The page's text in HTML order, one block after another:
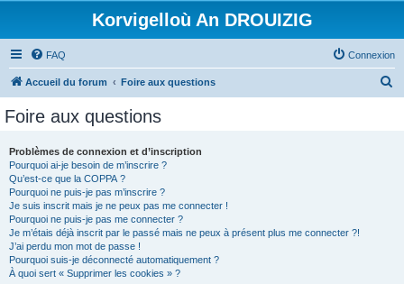
Korvigelloù An DROUIZIG
FAQ Connexion
Accueil du forum Foire aux questions
Foire aux questions
Problèmes de connexion et d’inscription
Pourquoi ai-je besoin de m’inscrire ?
Qu’est-ce que la COPPA ?
Pourquoi ne puis-je pas m’inscrire ?
Je suis inscrit mais je ne peux pas me connecter !
Pourquoi ne puis-je pas me connecter ?
Je m’étais déjà inscrit par le passé mais ne peux à présent plus me connecter ?!
J’ai perdu mon mot de passe !
Pourquoi suis-je déconnecté automatiquement ?
À quoi sert « Supprimer les cookies » ?